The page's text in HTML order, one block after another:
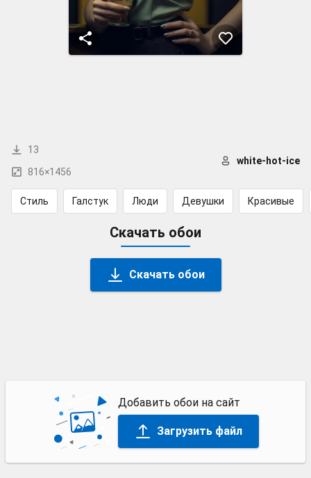
13
816×1456
white-hot-ice
Стиль Галстук Люди Девушки Красивые
Скачать обои
Скачать обои
Добавить обои на сайт
Загрузить файл